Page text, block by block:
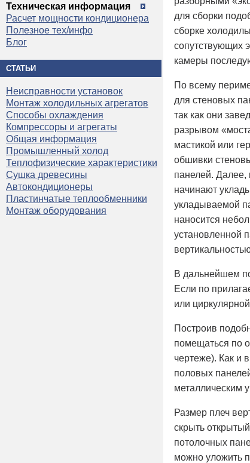
Техническая информация
Расчет мощности кондиционера
Полезное тех/инфо
Блог
СТАТЬИ
Неисправности установок
Монтаж холодильных агрегатов
Способы охлаждения
Компрессоры и агрегаты
Общая информация
Промышленный холод
Теплофизические характеристики
Сушка древесины
Автокондиционеры
Пластинчатые теплообменники
Монтаж оборудования
для сборки
сборке
сопутствующих
камеры
По всему
для стеновых
так как они
разрывом
мастикой или
обшивки
панелей. Далее,
начинают
укладываемой
наносится
установленной
В дальнейшем
Если по
или
Построив
помещаться по
чертеже). Как и
половых
металлическим
Размер плеч
скрыть
потолочных
можно уложить